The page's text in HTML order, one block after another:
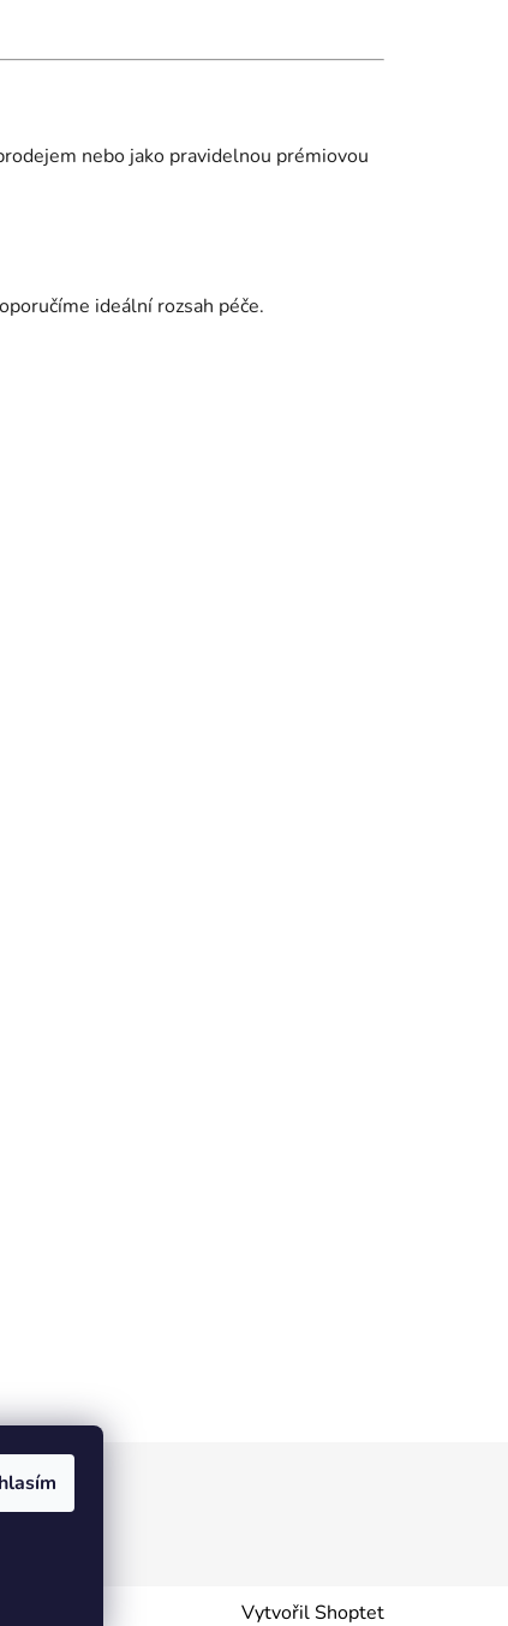
nebo jako pravidelnou prémiovou
ideální rozsah péče.
Vytvořil Shoptet